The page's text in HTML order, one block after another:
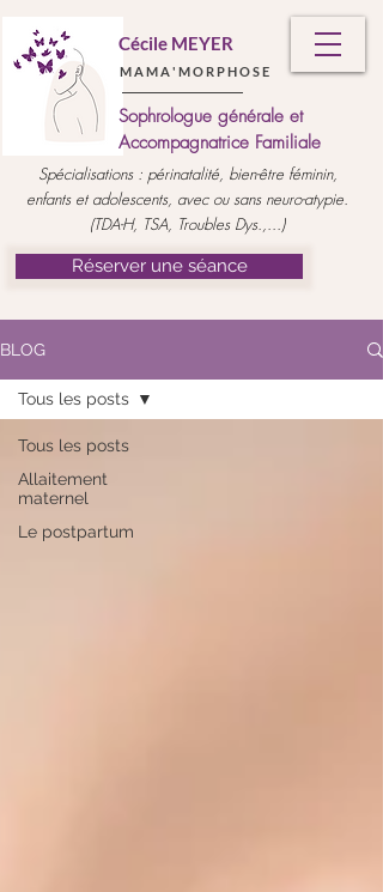
M A M A ' M O R P H O S E
Sophrologue générale et
Accompagnatrice Familiale
Cécile MEYER
Spécialisations : périnatalité, bien-être féminin,
enfants et adolescents, avec ou sans neuro-atypie.
(TDA-H, TSA, Troubles Dys.,...)
Réserver une séance
BLOG
Tous les posts
Allaitement
maternel
Le postpartum
Tous les posts